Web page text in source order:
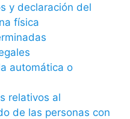
y declaración del
física
automática o
relativos al
de las personas con